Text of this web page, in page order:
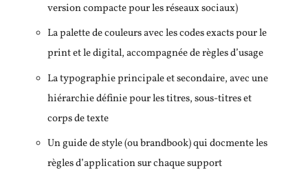
version compacte pour les réseaux sociaux)
La palette de couleurs avec les codes exacts pour le
print et le digital, accompagnée de règles d’usage
La typographie principale et secondaire, avec une
hiérarchie définie pour les titres, sous-titres et
corps de texte
Un guide de style (ou brandbook) qui docmente les
règles d’application sur chaque support